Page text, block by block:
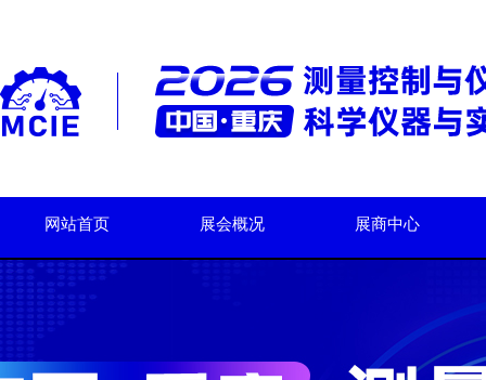
网站首页 展会概况 展商中心